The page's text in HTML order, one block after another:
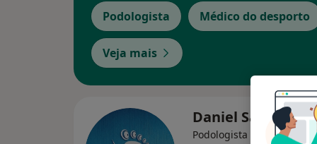
Podologista Médico do desporto
Veja mais
Daniel Sá
Podologista